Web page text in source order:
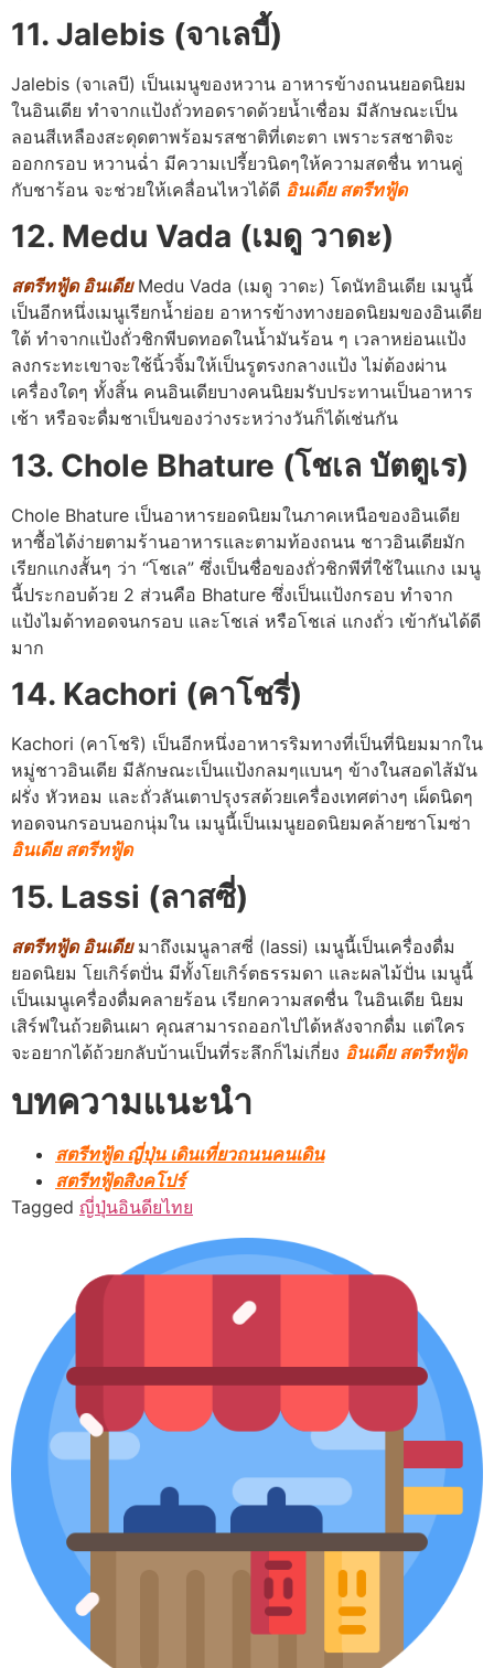
11. Jalebis (จาเลบี้)
Jalebis (จาเลบี) เป็นเมนูของหวาน อาหารข้างถนนยอดนิยม
ในอินเดีย ทำจากแป้งถั่วทอดราดด้วยน้ำเชื่อม มีลักษณะเป็น
ลอนสีเหลืองสะดุดตาพร้อมรสชาติที่เตะตา เพราะรสชาติจะ
ออกกรอบ หวานฉ่ำ มีความเปรี้ยวนิดๆให้ความสดชื่น ทานคู่
กับชาร้อน จะช่วยให้เคลื่อนไหวได้ดี อินเดีย สตรีทฟู้ด
12. Medu Vada (เมดู วาดะ)
สตรีทฟู้ด อินเดียMedu Vada (เมดู วาดะ) โดนัทอินเดีย เมนูนี้
เป็นอีกหนึ่งเมนูเรียกน้ำย่อย อาหารข้างทางยอดนิยมของอินเดีย
ใต้ ทำจากแป้งถั่วชิกพีบดทอดในน้ำมันร้อน ๆ เวลาหย่อนแป้ง
ลงกระทะเขาจะใช้นิ้วจิ้มให้เป็นรูตรงกลางแป้ง ไม่ต้องผ่าน
เครื่องใดๆ ทั้งสิ้น คนอินเดียบางคนนิยมรับประทานเป็นอาหาร
เช้า หรือจะดื่มชาเป็นของว่างระหว่างวันก็ได้เช่นกัน
13. Chole Bhature (โชเล บัตตูเร)
Chole Bhature เป็นอาหารยอดนิยมในภาคเหนือของอินเดีย
หาซื้อได้ง่ายตามร้านอาหารและตามท้องถนน ชาวอินเดียมัก
เรียกแกงสั้นๆ ว่า “โชเล” ซึ่งเป็นชื่อของถั่วชิกพีที่ใช้ในแกง เมนู
นี้ประกอบด้วย 2 ส่วนคือ Bhature ซึ่งเป็นแป้งกรอบ ทำจาก
แป้งไมด้าทอดจนกรอบ และโชเล่ หรือโชเล่ แกงถั่ว เข้ากันได้ดี
มาก
14. Kachori (คาโชรี่)
Kachori (คาโชริ) เป็นอีกหนึ่งอาหารริมทางที่เป็นที่นิยมมากใน
หมู่ชาวอินเดีย มีลักษณะเป็นแป้งกลมๆแบนๆ ข้างในสอดไส้มัน
ฝรั่ง หัวหอม และถั่วลันเตาปรุงรสด้วยเครื่องเทศต่างๆ เผ็ดนิดๆ
ทอดจนกรอบนอกนุ่มใน เมนูนี้เป็นเมนูยอดนิยมคล้ายซาโมซ่า
อินเดีย สตรีทฟู้ด
15. Lassi (ลาสซี่)
สตรีทฟู้ด อินเดียมาถึงเมนูลาสซี่ (lassi) เมนูนี้เป็นเครื่องดื่ม
ยอดนิยม โยเกิร์ตปั่น มีทั้งโยเกิร์ตธรรมดา และผลไม้ปั่น เมนูนี้
เป็นเมนูเครื่องดื่มคลายร้อน เรียกความสดชื่น ในอินเดีย นิยม
เสิร์ฟในถ้วยดินเผา คุณสามารถออกไปได้หลังจากดื่ม แต่ใคร
จะอยากได้ถ้วยกลับบ้านเป็นที่ระลึกก็ไม่เกี่ยง อินเดีย สตรีทฟู้ด
บทความแนะนำ
สตรีทฟู้ด ญี่ปุ่น เดินเที่ยวถนนคนเดิน
สตรีทฟู้ดสิงคโปร์
Tagged ญี่ปุ่นอินดียไทย